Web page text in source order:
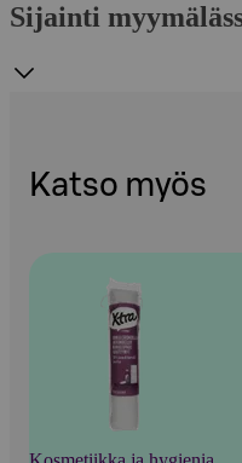
Sijainti
Katso myös